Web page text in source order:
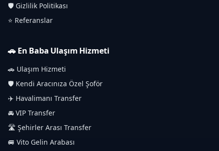
🛡️ Gizlilik Politikası
⭐ Referanslar
🚗 En Baba Ulaşım Hizmeti
🚗 Ulaşım Hizmeti
🛡️ Kendi Aracınıza Özel Şoför
✈️ Havalimanı Transfer
🚘 VIP Transfer
🛣️ Şehirler Arası Transfer
🚐 Vito Gelin Arabası